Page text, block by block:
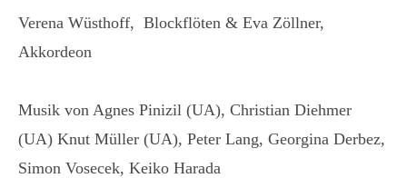
Verena Wüsthoff, Blockflöten & Eva Zöllner,
Akkordeon
Musik von Agnes Pinizil (UA), Christian Diehmer
(UA) Knut Müller (UA), Peter Lang, Georgina Derbez,
Simon Vosecek, Keiko Harada